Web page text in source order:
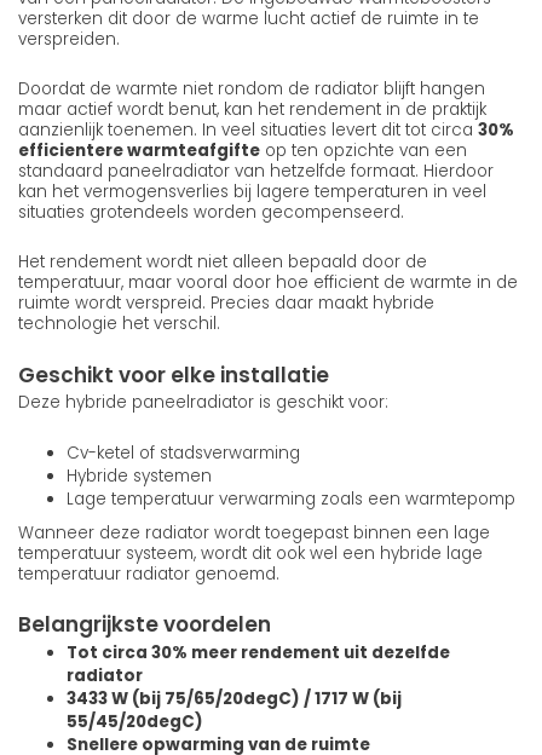
versterken dit door de warme lucht actief de ruimte in te
verspreiden.
Doordat de warmte niet rondom de radiator blijft hangen
maar actief wordt benut, kan het rendement in de praktijk
aanzienlijk toenemen. In veel situaties levert dit tot circa 30%
efficientere warmteafgifte op ten opzichte van een
standaard paneelradiator van hetzelfde formaat. Hierdoor
kan het vermogensverlies bij lagere temperaturen in veel
situaties grotendeels worden gecompenseerd.
Het rendement wordt niet alleen bepaald door de
temperatuur, maar vooral door hoe efficient de warmte in de
ruimte wordt verspreid. Precies daar maakt hybride
technologie het verschil.
Geschikt voor elke installatie
Deze hybride paneelradiator is geschikt voor:
Cv-ketel of stadsverwarming
Hybride systemen
Lage temperatuur verwarming zoals een warmtepomp
Wanneer deze radiator wordt toegepast binnen een lage
temperatuur systeem, wordt dit ook wel een hybride lage
temperatuur radiator genoemd.
Belangrijkste voordelen
Tot circa 30% meer rendement uit dezelfde
radiator
3433 W (bij 75/65/20degC) / 1717 W (bij
55/45/20degC)
Snellere opwarming van de ruimte